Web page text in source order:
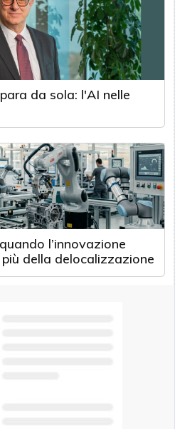
da sola: l'AI nelle
l’innovazione
della delocalizzazione